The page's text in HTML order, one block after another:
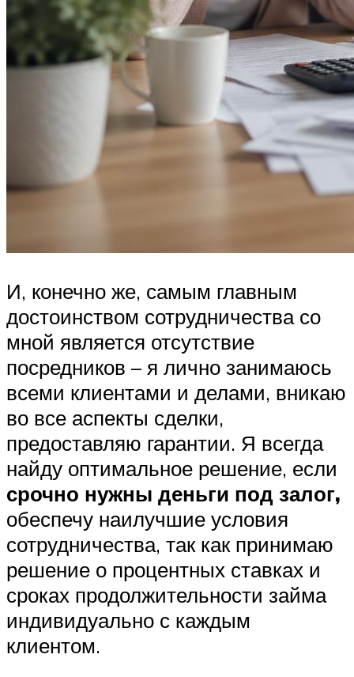
И, конечно же, самым главным
достоинством сотрудничества со
мной является отсутствие
посредников – я лично занимаюсь
всеми клиентами и делами, вникаю
во все аспекты сделки,
предоставляю гарантии. Я всегда
найду оптимальное решение, если
срочно нужны деньги под залог,
обеспечу наилучшие условия
сотрудничества, так как принимаю
решение о процентных ставках и
сроках продолжительности займа
индивидуально с каждым
клиентом.